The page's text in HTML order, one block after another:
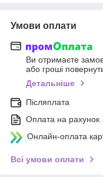
Умови оплати
Ви отримаєте
або гроші
Детальніше
Післяплата
Оплата на рахунок
Онлайн-оплата
Всі умови оплати